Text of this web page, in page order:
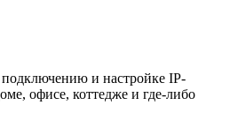
и настройке IP-
офисе, коттедже и где-либо